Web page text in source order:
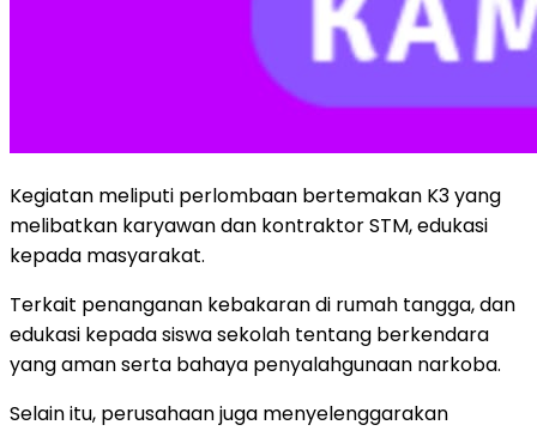
Kegiatan meliputi perlombaan bertemakan K3 yang
melibatkan karyawan dan kontraktor STM, edukasi
kepada masyarakat.
Terkait penanganan kebakaran di rumah tangga, dan
edukasi kepada siswa sekolah tentang berkendara
yang aman serta bahaya penyalahgunaan narkoba.
Selain itu, perusahaan juga menyelenggarakan